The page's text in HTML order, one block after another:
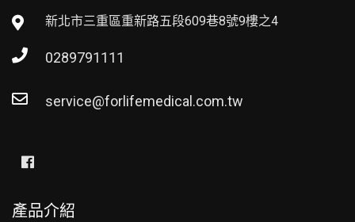
新北市三重區重新路五段609巷8號9樓之4
0289791111
service@forlifemedical.com.tw
產品介紹